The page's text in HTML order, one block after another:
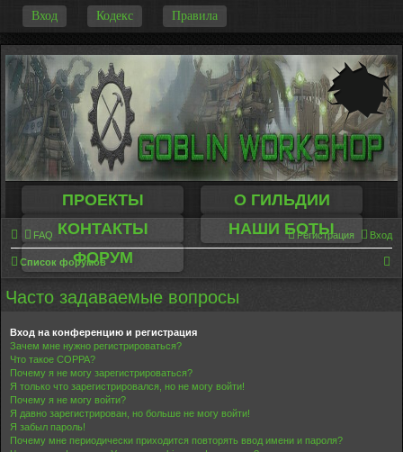
Вход Кодекс Правила
ПРОЕКТЫ
О ГИЛЬДИИ
КОНТАКТЫ
НАШИ БОТЫ
ФОРУМ
FAQ Вход
Регистрация
Список форумов
Часто задаваемые вопросы
Вход на конференцию и регистрация
Зачем мне нужно регистрироваться?
Что такое COPPA?
Почему я не могу зарегистрироваться?
Я только что зарегистрировался, но не могу войти!
Почему я не могу войти?
Я давно зарегистрирован, но больше не могу войти!
Я забыл пароль!
Почему мне периодически приходится повторять ввод имени и пароля?